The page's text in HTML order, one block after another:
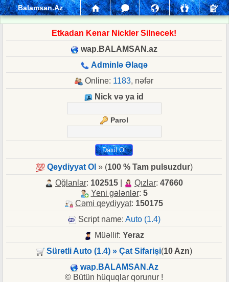
Balamsan.Az
Etkadan Kenar Nickler Silnecek!
wap.BALAMSAN.az
Adminlə Əlaqə
Online: 1183, nəfər
Nick və ya id
Parol
Qeydiyyat Ol » (100 % Tam pulsuzdur)
Oğlanlar: 102515 Qızlar: 47660
Yeni gələnlər: 5
Cəmi qeydiyyat: 150175
Script name: Auto (1.4)
Müəllif: Yeraz
Sürətli Auto (1.4) » Çat Sifarişi(10 Azn)
wap.BALAMSAN.Az
© Bütün hüquqlar qorunur !